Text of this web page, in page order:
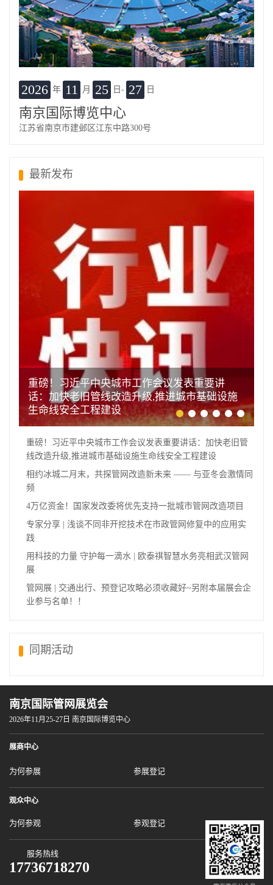
2026 年 11 月 25 日- 27 日
南京国际博览中心
江苏省南京市建邺区江东中路300号
最新发布
重磅！习近平中央城市工作会议发表重要讲
话：加快老旧管线改造升级,推进城市基础设施
生命线安全工程建设
重磅！习近平中央城市工作会议发表重要讲话：加快老旧管
线改造升级,推进城市基础设施生命线安全工程建设
相约冰城二月末，共探管网改造新未来 —— 与亚冬会激情同
频
4万亿资金！国家发改委将优先支持一批城市管网改造项目
专家分享 | 浅谈不同非开挖技术在市政管网修复中的应用实
践
用科技的力量 守护每一滴水 | 欧泰祺智慧水务亮相武汉管网
展
管网展 | 交通出行、预登记攻略必须收藏好~另附本届展会企
业参与名单！！
同期活动
南京国际管网展览会
2026年11月25-27日 南京国际博览中心
展商中心
为何参展 参展登记
观众中心
为何参观 参观登记
服务热线
17736718270